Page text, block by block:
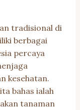
tradisional di
berbagai
percaya
kesehatan.
bahas ialah
tanaman